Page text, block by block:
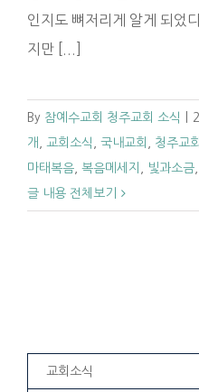
인지도 뼈저리게 알게 되었
지만 [...]
By 참예수교회 청주교회 소식
개
교회소식 국내교회 청주교
마태복음 복음메세지 빛과소금
글 내용 전체보기
교회소식